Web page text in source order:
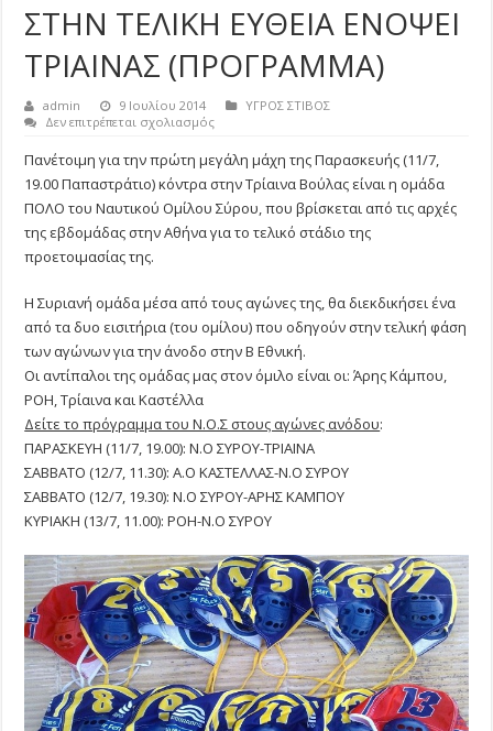
ΣΤΗΝ ΤΕΛΙΚΗ ΕΥΘΕΙΑ ΕΝΟΨΕΙ
ΤΡΙΑΙΝΑΣ (ΠΡΟΓΡΑΜΜΑ)
admin 9 Ιουλίου 2014
ΥΓΡΟΣ ΣΤΙΒΟΣ
Δεν επιτρέπεται σχολιασμόςστο
ΤΕΛΙΚΗ
ΕΥΘΕΙΑ
ΕΝΟΨΕΙ
ΤΡΙΑΙΝΑΣ
(ΠΡΟΓΡΑΜΜΑ)
Πανέτοιμη για την πρώτη μεγάλη μάχη της Παρασκευής (11/7,
19.00 Παπαστράτιο) κόντρα στην Τρίαινα Βούλας είναι η ομάδα
ΠΟΛΟ του Ναυτικού Ομίλου Σύρου, που βρίσκεται από τις αρχές
της εβδομάδας στην Αθήνα για το τελικό στάδιο της
προετοιμασίας της.
Η Συριανή ομάδα μέσα από τους αγώνες της, θα διεκδικήσει ένα
από τα δυο εισιτήρια (του ομίλου) που οδηγούν στην τελική φάση
των αγώνων για την άνοδο στην Β Εθνική.
Οι αντίπαλοι της ομάδας μας στον όμιλο είναι οι: Άρης Κάμπου,
ΡΟΗ, Τρίαινα και Καστέλλα
Δείτε το πρόγραμμα του Ν.Ο.Σ στους αγώνες ανόδου:
ΠΑΡΑΣΚΕΥΗ (11/7, 19.00): Ν.Ο ΣΥΡΟΥ-ΤΡΙΑΙΝΑ
ΣΑΒΒΑΤΟ (12/7, 11.30): Α.Ο ΚΑΣΤΕΛΛΑΣ-Ν.Ο ΣΥΡΟΥ
ΣΑΒΒΑΤΟ (12/7, 19.30): Ν.Ο ΣΥΡΟΥ-ΑΡΗΣ ΚΑΜΠΟΥ
ΚΥΡΙΑΚΗ (13/7, 11.00): ΡΟΗ-Ν.Ο ΣΥΡΟΥ